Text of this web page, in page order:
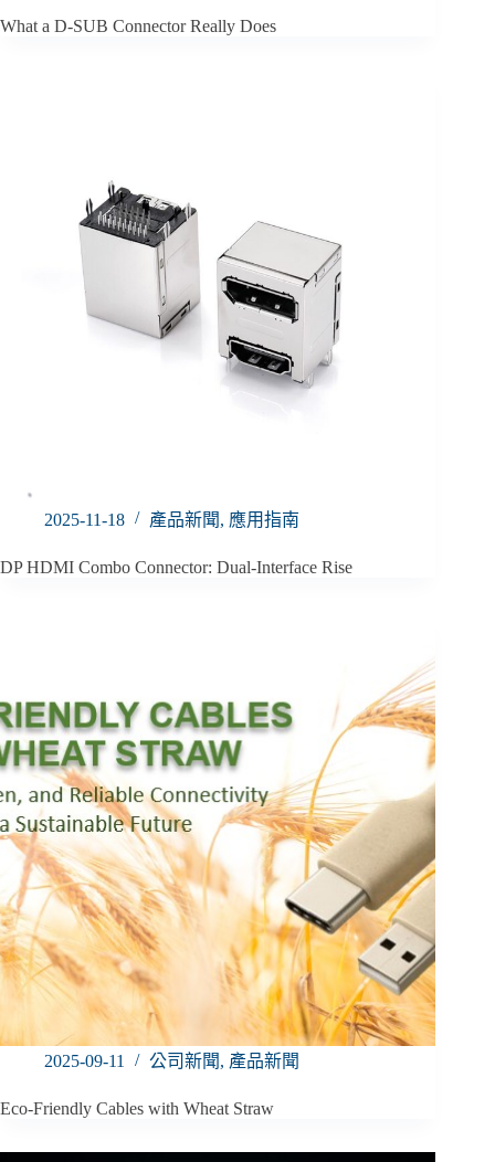
What a D-SUB Connector Really Does
2025-11-18 產品新聞, 應用指南
DP HDMI Combo Connector: Dual-Interface Rise
2025-09-11 公司新聞, 產品新聞
Eco-Friendly Cables with Wheat Straw